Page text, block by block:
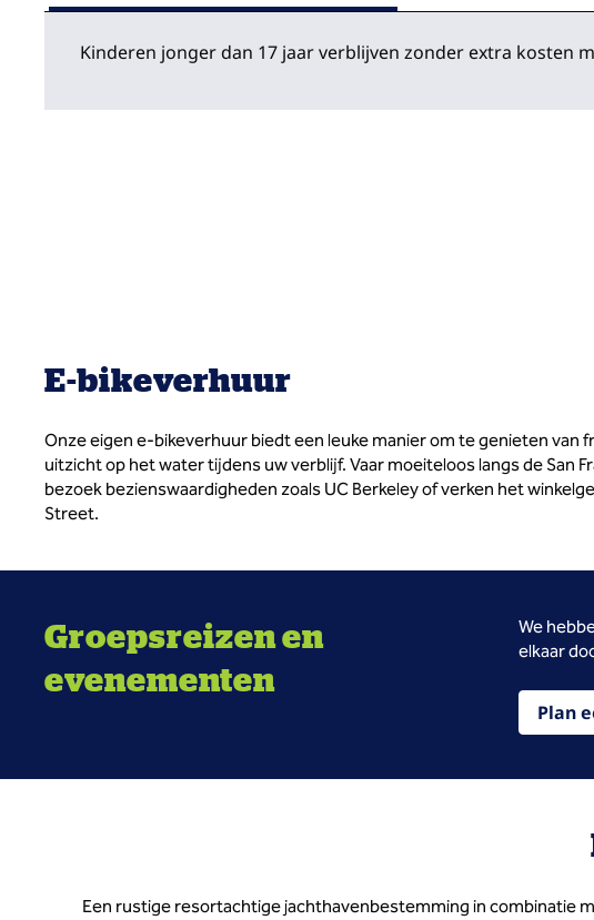
Kinderen jonger dan 17 jaar verblijven zonder extra kosten
E-bikeverhuur
Onze eigen e-bikeverhuur biedt een leuke manier om te genieten van
uitzicht op het water tijdens uw verblijf. Vaar moeiteloos langs de San
bezoek bezienswaardigheden zoals UC Berkeley of verken het
Street.
Groepsreizen en
evenementen
We
elkaar
Plan
Een rustige resortachtige jachthavenbestemming in combinatie